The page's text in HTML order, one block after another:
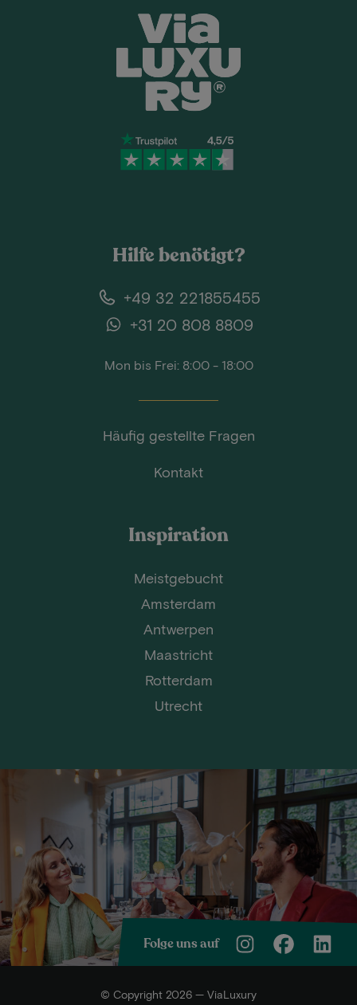
Hilfe benötigt?
+49 32 221855455
+31 20 808 8809
Mon bis Frei: 8:00 - 18:00
Häufig gestellte Fragen
Kontakt
Inspiration
Meistgebucht
Amsterdam
Antwerpen
Maastricht
Rotterdam
Utrecht
Folge uns auf
© Copyright 2026 — ViaLuxury